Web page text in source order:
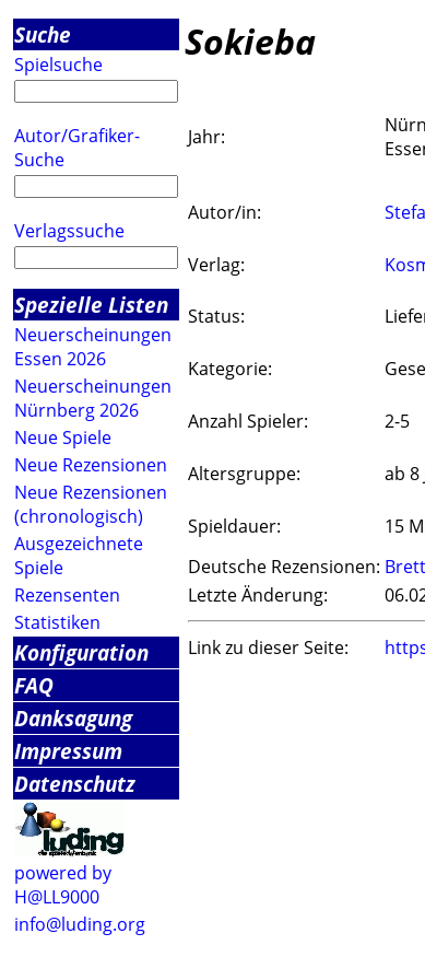
Suche
Spielsuche
Autor/Grafiker-
Suche
Verlagssuche
Spezielle Listen
Neuerscheinungen
Essen 2026
Neuerscheinungen
Nürnberg 2026
Neue Spiele
Neue Rezensionen
Neue Rezensionen
(chronologisch)
Ausgezeichnete
Spiele
Rezensenten
Statistiken
Konfiguration
FAQ
Danksagung
Impressum
Datenschutz
powered by
H@LL9000
info@luding.org
Sokieba
Jahr:
Autor/in:
Verlag:
Status:
Kategorie:
Anzahl Spieler: 2-5
Altersgruppe: ab 8
Spieldauer:
15
Deutsche Rezensionen:
Letzte Änderung:
Link zu dieser Seite: